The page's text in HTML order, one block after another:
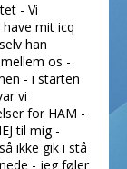
- Vi
mit icq
han
os -
- i starten
vi
for HAM -
til mig -
ikke gik i stå
- jeg føler